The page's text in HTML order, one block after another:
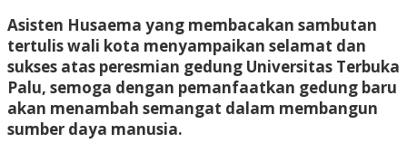
Asisten Husaema yang membacakan sambutan
tertulis wali kota menyampaikan selamat dan
sukses atas peresmian gedung Universitas Terbuka
Palu, semoga dengan pemanfaatkan gedung baru
akan menambah semangat dalam membangun
sumber daya manusia.